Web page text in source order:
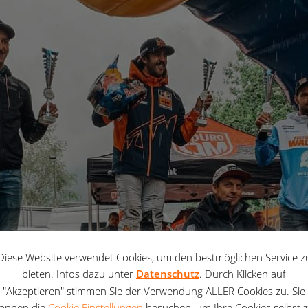
Website verwendet Cookies, um den bestmöglichen Service
bieten. Infos dazu unter Datenschutz. Durch Klicken auf
"Akzeptieren" stimmen Sie der Verwendung ALLER Cookies zu. Sie